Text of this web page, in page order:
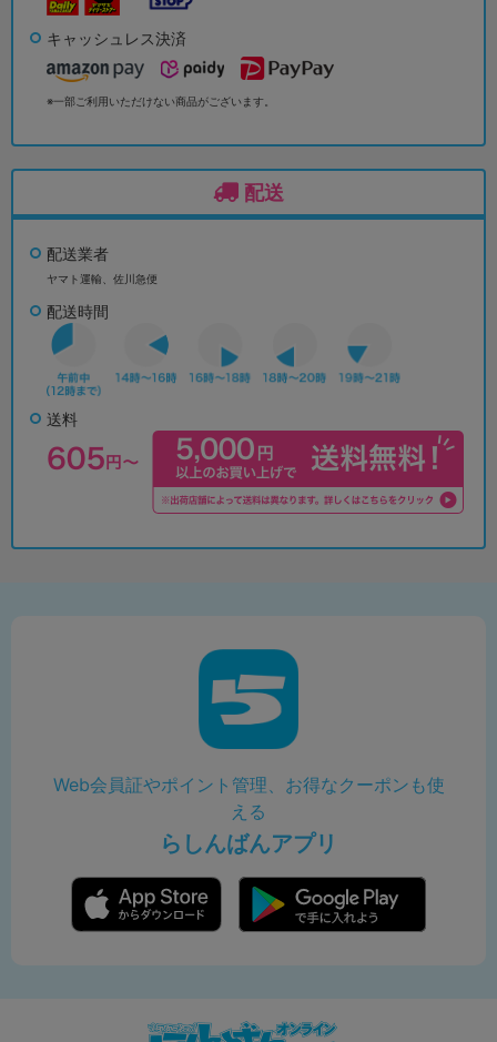
キャッシュレス決済
※一部ご利用いただけない商品がございます。
配送
配送業者
ヤマト運輸、佐川急便
配送時間
送料
Web会員証やポイント管理、お得なクーポンも使
える
らしんばんアプリ